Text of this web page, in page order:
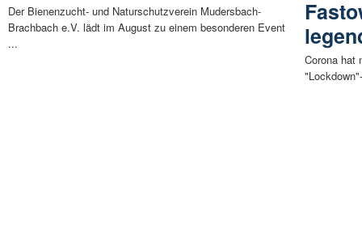
Der Bienenzucht- und Naturschutzverein Mudersbach-
Brachbach e.V. lädt im August zu einem besonderen Event
...
Corona hat